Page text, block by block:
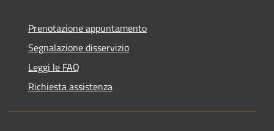
Prenotazione appuntamento
Segnalazione disservizio
Leggi le FAQ
Richiesta assistenza